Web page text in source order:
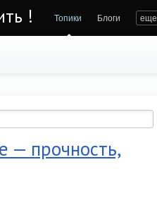
! Топики Блоги еще
— прочность,